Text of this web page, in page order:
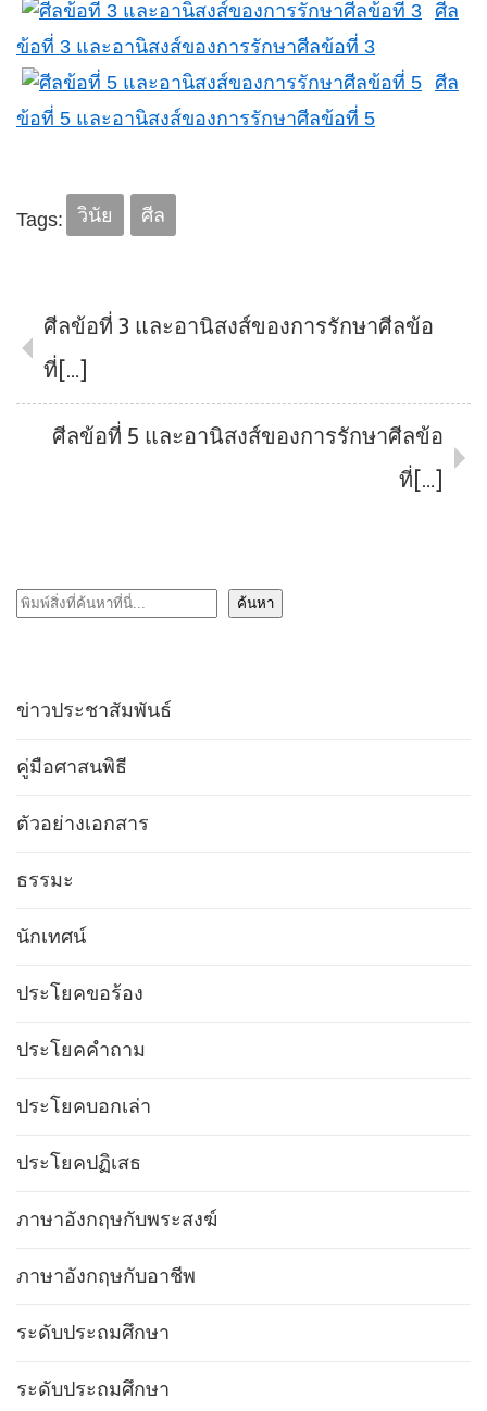
ศีล
ข้อที่ 3 และอานิสงส์ของการรักษาศีลข้อที่ 3
ศีล
ข้อที่ 5 และอานิสงส์ของการรักษาศีลข้อที่ 5
Tags: วินัย ศีล
ศีลข้อที่ 3 และอานิสงส์ของการรักษาศีลข้อ
ที่[…]
ศีลข้อที่ 5 และอานิสงส์ของการรักษาศีลข้อ
ที่[…]
ค้นหา ค้นหา
ข่าวประชาสัมพันธ์
คู่มือศาสนพิธี
ตัวอย่างเอกสาร
ธรรมะ
นักเทศน์
ประโยคขอร้อง
ประโยคคำถาม
ประโยคบอกเล่า
ประโยคปฏิเสธ
ภาษาอังกฤษกับพระสงฆ์
ภาษาอังกฤษกับอาชีพ
ระดับประถมศึกษา
ระดับประถมศึกษา